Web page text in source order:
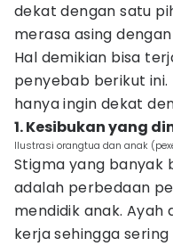
dekat dengan satu
merasa asing
Hal demikian bisa
penyebab berikut
hanya ingin dekat
1. Kesibukan yang
Ilustrasi orangtua dan anak
Stigma yang banyak
adalah perbedaan
mendidik anak. Ayah
kerja sehingga